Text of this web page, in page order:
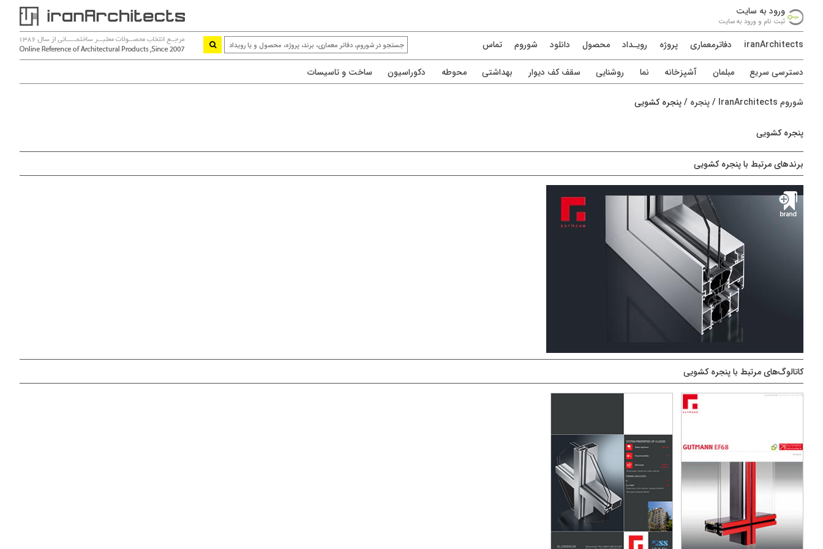
ورود به سايت
ثبت نام و ورود به سايت
iranArchitects دفاترمعماری پروژه رويـداد محصول دانلود شوروم تماس
دسترسی سريع مبلمان آشپزخانه نما روشنایی سقف کف دیوار بهداشتی محوطه دکوراسیون ساخت و تاسیسات
شوروم IranArchitects /پنجره /پنجره کشویی
پنجره کشویی
برندهای مرتبط با پنجره کشویی
کاتالوگ‌های مرتبط با پنجره کشویی